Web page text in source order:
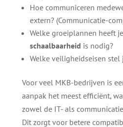
Hoe communiceren
extern? (Communicatie-
Welke groeiplannen heeft
schaalbaarheid is nodig?
Welke veiligheidseisen stel
Voor veel MKB-bedrijven is
aanpak het meest efficiënt,
zowel de IT- als
Dit zorgt voor betere